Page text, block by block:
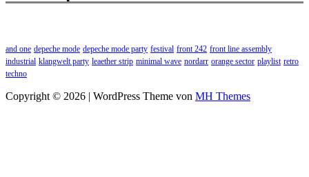
and one depeche mode depeche mode party festival front 242 front line assembly
industrial klangwelt party leaether strip minimal wave nordarr orange sector playlist retro
techno
Copyright © 2026 | WordPress Theme von MH Themes